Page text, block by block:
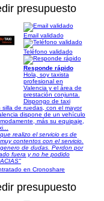
presupuesto
Email validado
Teléfono validado
Responde rápido
Hola, soy taxista
profesional en
Valencia y el área de
prestación conjunta.
Dispongo de taxi
de ruedas, con el mayor
dispone de un vehículo
más su equipaje,
realizo el servicio es de
contentos con el servicio.
de dudas. Perdon por
fuera y no he podido
en Cronoshare
presupuesto